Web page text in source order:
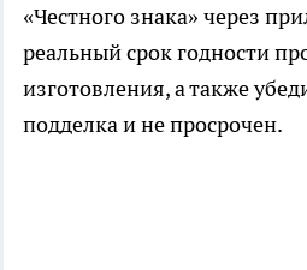
«Честного знака» через
реальный срок годности
изготовления, а также
подделка и не просрочен.